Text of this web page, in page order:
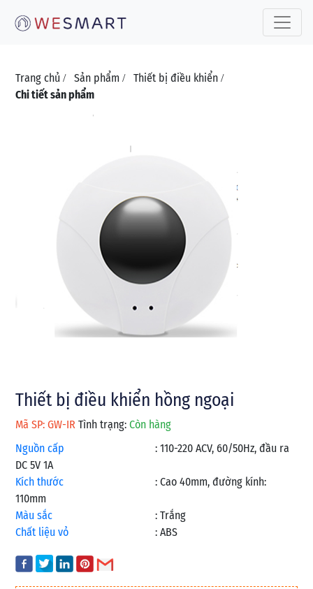
Trang chủ / Sản phẩm / Thiết bị điều khiển /
Chi tiết sản phẩm
Thiết bị điều khiển hồng ngoại
Mã SP: GW-IR Tình trạng: Còn hàng
Nguồn cấp
: 110-220 ACV, 60/50Hz, đầu ra
DC 5V 1A
Kích thước
: Cao 40mm, đường kính:
110mm
Màu sắc
: Trắng
Chất liệu vỏ
: ABS